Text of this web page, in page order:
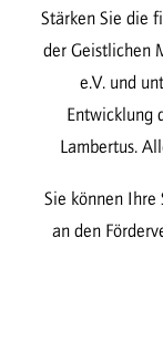
Stärken Sie die
der Geistlichen
e.V. und
Entwicklung
Lambertus.
Sie können
an den